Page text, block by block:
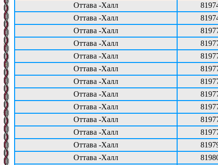
Оттава -Халл
Оттава -Халл
Оттава -Халл
Оттава -Халл
Оттава -Халл
Оттава -Халл
Оттава -Халл
Оттава -Халл
Оттава -Халл
Оттава -Халл
Оттава -Халл
Оттава -Халл
Оттава -Халл